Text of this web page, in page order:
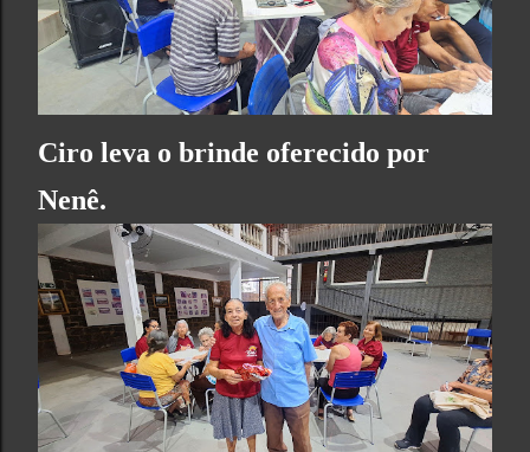
Ciro leva o brinde oferecido por
Nenê.